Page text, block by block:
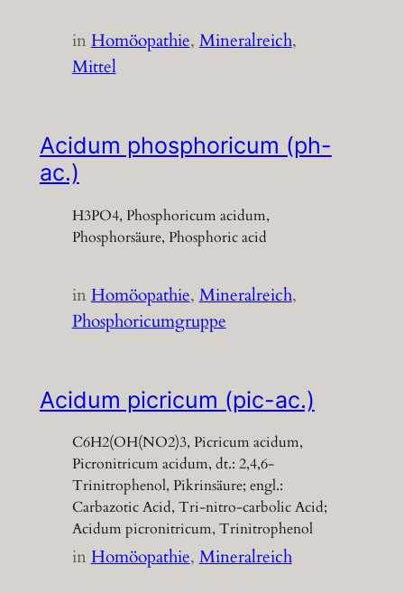
inHomöopathie, Mineralreich
Mittel
Acidum phosphoricum (ph-
ac.)
H3PO4, Phosphoricum acidum,
Phosphorsäure, Phosphoric acid
inHomöopathie, Mineralreich
Phosphoricumgruppe
Acidum picricum (pic-ac.)
C6H2(OH(NO2)3, Picricum acidum,
Picronitricum acidum, dt.: 2,4,6-
Trinitrophenol, Pikrinsäure; engl.:
Carbazotic Acid, Tri-nitro-carbolic Acid;
Acidum picronitricum, Trinitrophenol
inHomöopathie, Mineralreich